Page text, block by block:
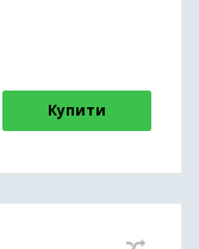
Купити